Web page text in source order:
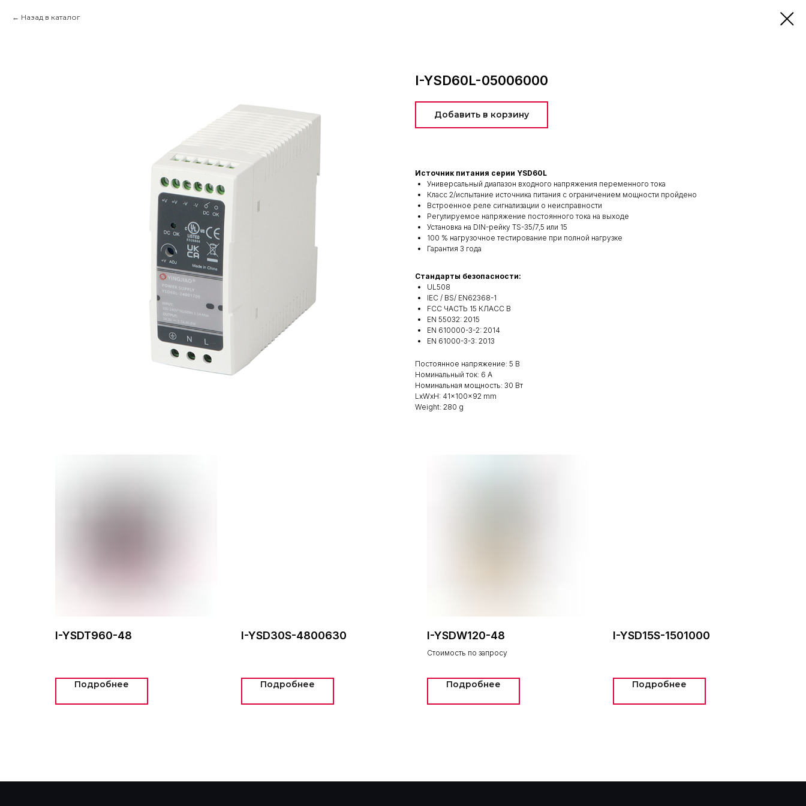
Назад в каталог
I-YSD60L-05006000
Добавить в корзину
Источник питания серии YSD60L
Универсальный диапазон входного напряжения переменного тока
Класс 2/испытание источника питания с ограничением мощности пройдено
Встроенное реле сигнализации о неисправности
Регулируемое напряжение постоянного тока на выходе
Установка на DIN-рейку TS-35/7,5 или 15
100 % нагрузочное тестирование при полной нагрузке
Гарантия 3 года
Стандарты безопасности:
UL508
IEC / BS/ EN62368-1
FCC ЧАСТЬ 15 КЛАСС В
EN 55032: 2015
EN 610000-3-2: 2014
EN 61000-3-3: 2013
Постоянное напряжение: 5 В
Номинальный ток: 6 А
Номинальная мощность: 30 Вт
LxWxH: 41x100x92 mm
Weight: 280 g
I-YSDT960-48
Подробнее
I-YSD30S-4800630
Подробнее
I-YSDW120-48
Стоимость по запросу
Подробнее
I-YSD15S-1501000
Подробнее